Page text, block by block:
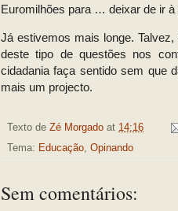
Euromilhões para … deixar de ir à
Já estivemos mais longe.
deste tipo de questões nos
cidadania faça sentido sem que
mais um projecto.
Texto de Zé Morgado at 14:16
Tema: Educação, Opinando
Sem comentários: